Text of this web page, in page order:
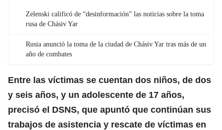
Zelenski calificó de “desinformación” las noticias sobre la toma
rusa de Chásiv Yar
Rusia anunció la toma de la ciudad de Chásiv Yar tras más de un
año de combates
Entre las víctimas se cuentan dos niños, de dos
y seis años, y un adolescente de 17 años,
precisó el DSNS, que apuntó que continúan sus
trabajos de asistencia y rescate de víctimas en